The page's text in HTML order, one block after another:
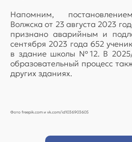
Напомним,
Волжска от 23 августа 2023
признано аварийным и
сентября 2023 года 652
в здание школы №12. В
образовательный процесс
других зданиях.
Фото freepik.com и vk.com/id1036903605